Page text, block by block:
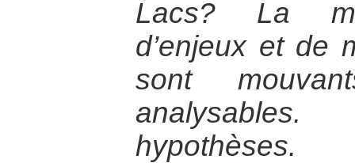
Lacs? La
d’enjeux et de
sont
analysables.
hypothèses.